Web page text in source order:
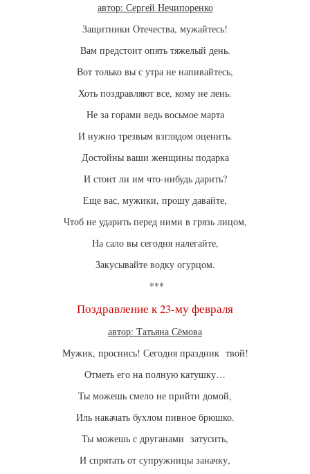
автор: Сергей Нечипоренко
Защитники Отечества, мужайтесь!
Вам предстоит опять тяжелый день.
Вот только вы с утра не напивайтесь,
Хоть поздравляют все, кому не лень.
Не за горами ведь восьмое марта
И нужно трезвым взглядом оценить.
Достойны ваши женщины подарка
И стоит ли им что-нибудь дарить?
Еще вас, мужики, прошу давайте,
Чтоб не ударить перед ними в грязь лицом,
На сало вы сегодня налегайте,
Закусывайте водку огурцом.
***
Поздравление к 23-му февраля
автор: Татьяна Сёмова
Мужик, проснись! Сегодня праздник твой!
Отметь его на полную катушку…
Ты можешь смело не прийти домой,
Иль накачать бухлом пивное брюшко.
Ты можешь с друганами затусить,
И спрятать от супружницы заначку,